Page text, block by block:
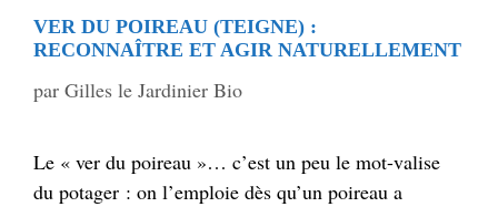
VER DU POIREAU (TEIGNE) :
RECONNAÎTRE ET AGIR NATURELLEMENT
par Gilles le Jardinier Bio
Le « ver du poireau »… c’est un peu le mot-valise
du potager : on l’emploie dès qu’un poireau a